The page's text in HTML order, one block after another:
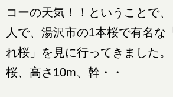
コーの天気！！ということで
人で、湯沢市の1本桜で有名な
れ桜」を見に行ってきました
桜、高さ10m、幹・・